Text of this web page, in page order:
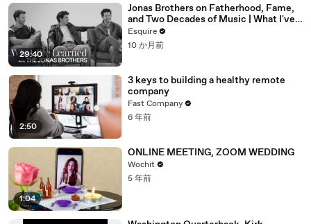
29:40
Jonas Brothers on Fatherhood, Fame,
and Two Decades of Music | What I've
Learned | Esquire
Esquire
10 か月前
2:50
3 keys to building a healthy remote
company
Fast Company
6 年前
1:04
ONLINE MEETING, ZOOM WEDDING
Wochit
5 年前